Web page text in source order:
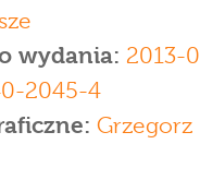
wydania: 2013-
2045-4
Grzegorz